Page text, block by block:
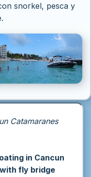
snorkel, pesca y
Catamaranes
in Cancun
fly bridge